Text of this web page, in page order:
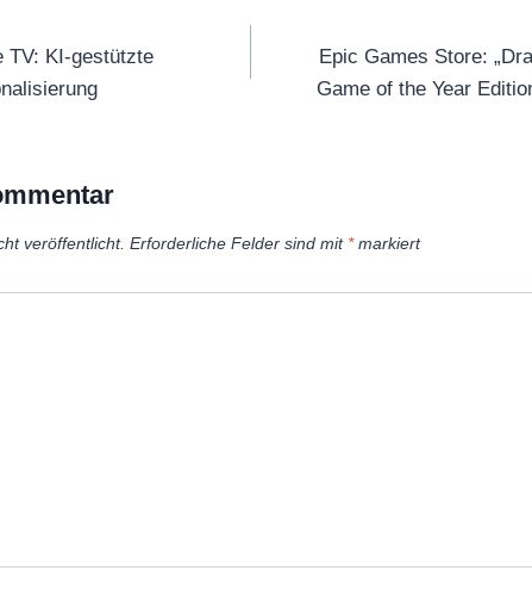
TV: KI-gestützte
Epic Games Store:
Game of the Year
veröffentlicht. Erforderliche Felder sind mit *markiert